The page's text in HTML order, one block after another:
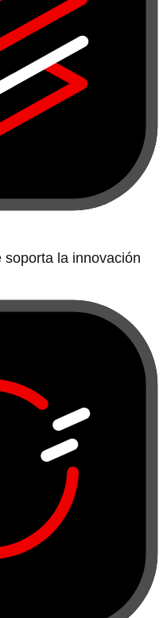
la innovación